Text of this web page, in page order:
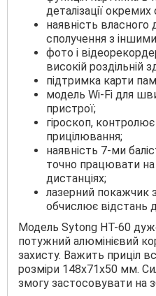
деталізації окремих
наявність власного
сполучення з
фото і
високій роздільній
підтримка карти
модель Wi-Fi для
пристрої;
гіроскоп, контролює
прицілювання;
наявність 7-ми
точно працювати на
дистанціях;
лазерний покажчик
обчислює відстань
Модель Sytong HT-60
потужний алюмінієвий
захисту. Важить приціл
розміри 148х71х50 мм.
змогу застосовувати на